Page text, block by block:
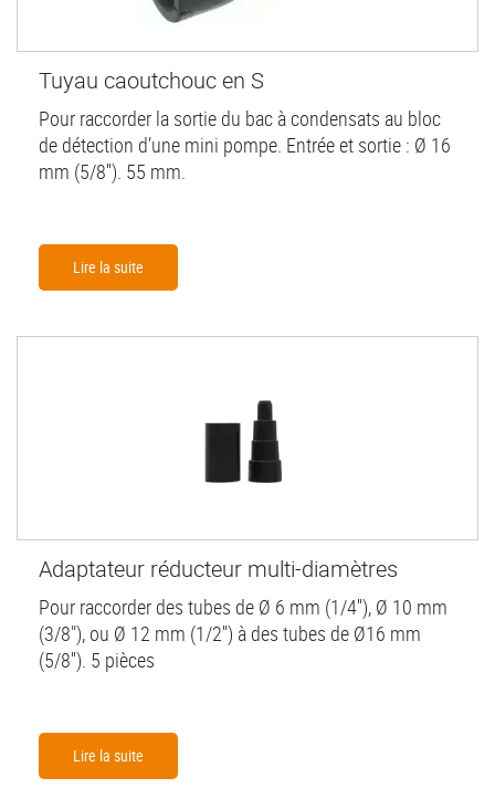
Tuyau caoutchouc en S
Pour raccorder la sortie du bac à condensats au bloc
de détection d’une mini pompe. Entrée et sortie : Ø 16
mm (5/8''). 55 mm.
Lire la suite
Adaptateur réducteur multi-diamètres
Pour raccorder des tubes de Ø 6 mm (1/4''), Ø 10 mm
(3/8"), ou Ø 12 mm (1/2'') à des tubes de Ø16 mm
(5/8''). 5 pièces
Lire la suite